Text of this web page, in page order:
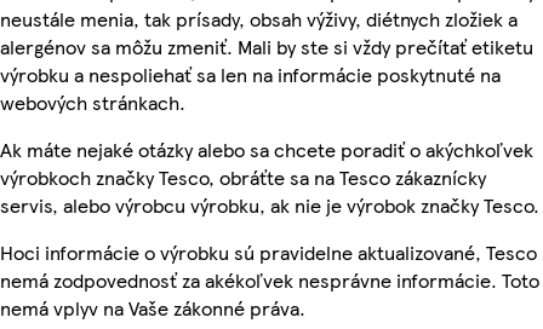
neustále menia, tak prísady, obsah výživy, diétnych zložiek a
alergénov sa môžu zmeniť. Mali by ste si vždy prečítať etiketu
výrobku a nespoliehať sa len na informácie poskytnuté na
webových stránkach.
Ak máte nejaké otázky alebo sa chcete poradiť o akýchkoľvek
výrobkoch značky Tesco, obráťte sa na Tesco zákaznícky
servis, alebo výrobcu výrobku, ak nie je výrobok značky Tesco.
Hoci informácie o výrobku sú pravidelne aktualizované, Tesco
nemá zodpovednosť za akékoľvek nesprávne informácie. Toto
nemá vplyv na Vaše zákonné práva.